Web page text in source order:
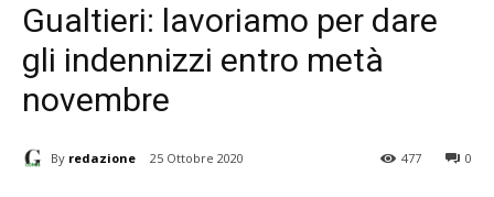
Gualtieri: lavoriamo per dare
gli indennizzi entro metà
novembre
By redazione 25 Ottobre 2020 0
477